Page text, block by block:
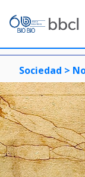
Sociedad >